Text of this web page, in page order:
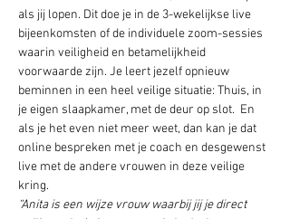
als jij lopen. Dit doe je in de 3-wekelijkse live
bijeenkomsten of de individuele zoom-sessies
waarin veiligheid en betamelijkheid
voorwaarde zijn. Je leert jezelf opnieuw
beminnen in een heel veilige situatie: Thuis, in
je eigen slaapkamer, met de deur op slot.  En
als je het even niet meer weet, dan kan je dat
online bespreken met je coach en desgewenst
live met de andere vrouwen in deze veilige
kring.
“Anita is een wijze vrouw waarbij jij je direct